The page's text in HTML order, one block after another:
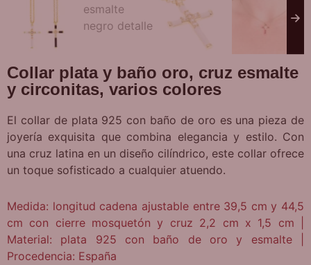
Collar plata y baño oro, cruz esmalte
y circonitas, varios colores
El collar de plata 925 con baño de oro es una pieza de
joyería exquisita que combina elegancia y estilo. Con
una cruz latina en un diseño cilíndrico, este collar ofrece
un toque sofisticado a cualquier atuendo.
Medida: longitud cadena ajustable entre 39,5 cm y 44,5
cm con cierre mosquetón y cruz 2,2 cm x 1,5 cm |
Material: plata 925 con baño de oro y esmalte |
Procedencia: España